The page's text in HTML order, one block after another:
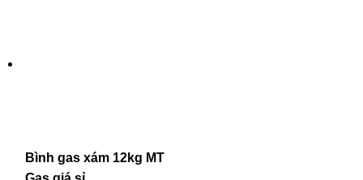
Bình gas xám 12kg MT